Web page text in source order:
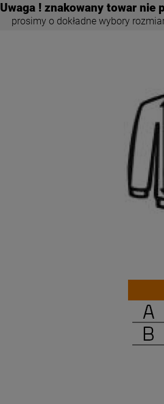
Uwaga ! znakowany towar nie
prosimy o dokładne wybory